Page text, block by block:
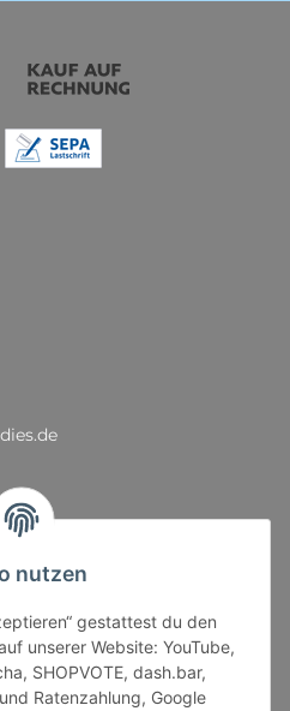
nutzen
gestattest du den
unserer Website: YouTube,
SHOPVOTE, dash.bar,
Ratenzahlung, Google
11:00 - 18:30 Uhr
Events